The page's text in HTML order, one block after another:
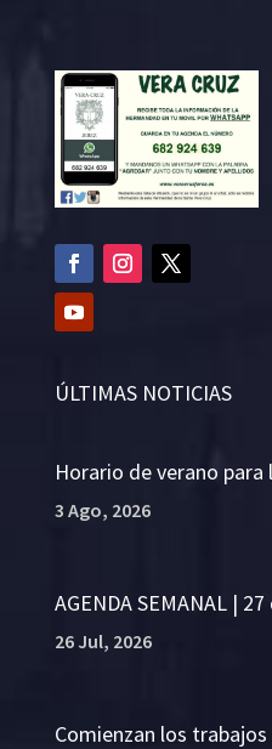
ÚLTIMAS NOTICIAS
Horario de verano para
3 Ago, 2026
AGENDA SEMANAL |
26 Jul, 2026
Comienzan los